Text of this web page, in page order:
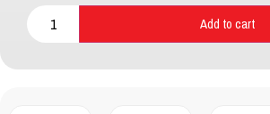
Add to cart